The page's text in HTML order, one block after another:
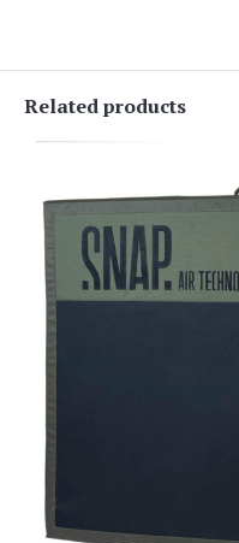
Related products